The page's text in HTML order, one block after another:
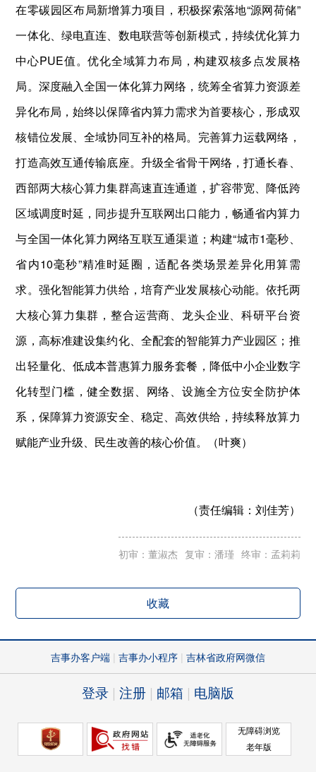
在零碳园区布局新增算力项目，积极探索落地“源网荷储”
一体化、绿电直连、数电联营等创新模式，持续优化算力
中心PUE值。优化全域算力布局，构建双核多点发展格
局。深度融入全国一体化算力网络，统筹全省算力资源差
异化布局，始终以保障省内算力需求为首要核心，形成双
核错位发展、全域协同互补的格局。完善算力运载网络，
打造高效互通传输底座。升级全省骨干网络，打通长春、
西部两大核心算力集群高速直连通道，扩容带宽、降低跨
区域调度时延，同步提升互联网出口能力，畅通省内算力
与全国一体化算力网络互联互通渠道；构建“城市1毫秒、
省内10毫秒”精准时延圈，适配各类场景差异化用算需
求。强化智能算力供给，培育产业发展核心动能。依托两
大核心算力集群，整合运营商、龙头企业、科研平台资
源，高标准建设集约化、全配套的智能算力产业园区；推
出轻量化、低成本普惠算力服务套餐，降低中小企业数字
化转型门槛，健全数据、网络、设施全方位安全防护体
系，保障算力资源安全、稳定、高效供给，持续释放算力
赋能产业升级、民生改善的核心价值。（叶爽）
（责任编辑： 刘佳芳）
初审：董淑杰 复审：潘瑾 终审：孟莉莉
收藏